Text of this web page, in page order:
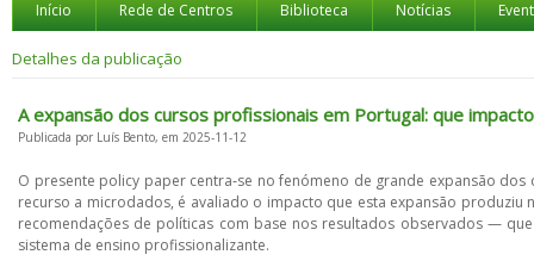
Início Rede de Centros Biblioteca Notícias
Detalhes da publicação
A expansão dos cursos profissionais em Portugal: que
Publicada por Luís Bento, em 2025-11-12
O presente policy paper centra‑se no fenómeno de grande expansão
recurso a microdados, é avaliado o impacto que esta expansão
recomendações de políticas com base nos resultados observados —
sistema de ensino profissionalizante.